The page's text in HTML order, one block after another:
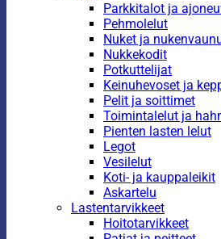
Parkkitalot ja
Pehmolelut
Nuket ja
Nukkekodit
Potkuttelijat
Keinuhevoset ja
Pelit ja soittimet
Toimintalelut ja
Pienten lasten lelut
Legot
Vesilelut
Koti- ja kauppaleikit
Askartelu
Lastentarvikkeet
Hoitotarvikkeet